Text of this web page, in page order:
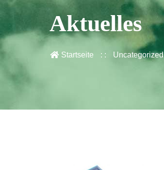
Aktuelles
Startseite Uncategorized